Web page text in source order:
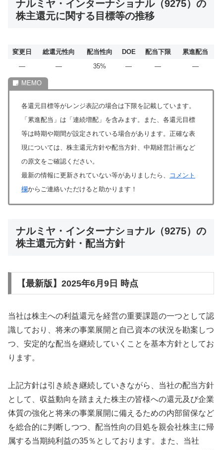
ナルミヤ・インターナショナル（9275）の
株主還元に関する目標等の推移
変更日 総還元性向 配当性向 DOE 配当下限
累進配当
―
― 35% ― ― ―
各還元目標等がレンジ表記の場合は下限を記載しています。
「累進配当」は「連続増配」を含みます。また、各還元目標
等は時期や期間が設定されている場合があります。正確な表
現については、株主還元方針や配当方針、中期経営計画など
の原文をご確認ください。
最新の情報に更新されていない等がありましたら、
コメント
欄からご連絡いただけると助かります！
ナルミヤ・インターナショナル（9275）の
株主還元方針・配当方針
【最新版】2025年6月9日 時点
当社は株主への利益還元を経営の重要課題の一つとして認
識しており、将来の事業展開と自己資本の状況を勘案しつ
つ、安定的な配当を継続していくことを基本方針としてお
ります。
上記方針は引き続き継続していきながら、当社の配当方針
として、収益動向を踏まえた株主の皆様への還元及び企業
体質の強化と将来の事業展開に備えるための内部留保など
を総合的に判断しつつ、配当性向の目処を親会社株主に帰
属する当期純利益の35％としております。また、当社